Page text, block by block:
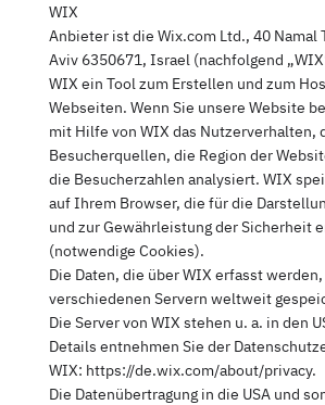
WIX
Anbieter ist die Wix.com Ltd., 40 Namal
Aviv 6350671, Israel (nachfolgend
WIX ein Tool zum Erstellen und zum
Webseiten. Wenn Sie unsere Website
mit Hilfe von WIX das Nutzerverhalten,
Besucherquellen, die Region der
die Besucherzahlen analysiert. WIX
auf Ihrem Browser, die für die
und zur Gewährleistung der Sicherheit
(notwendige Cookies).
Die Daten, die über WIX erfasst
verschiedenen Servern weltweit
Die Server von WIX stehen u. a. in den
Details entnehmen Sie der
WIX: https://de.wix.com/about/privacy.
Die Datenübertragung in die USA und